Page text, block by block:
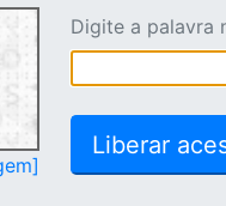
Digite a palavra